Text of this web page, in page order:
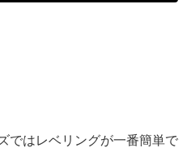
ではレベリングが一番簡単で